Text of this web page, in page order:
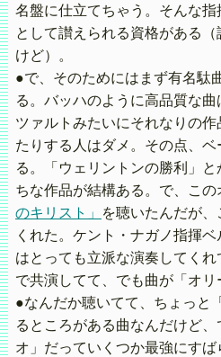
名盤に仕立てちゃう。そんな
として讃えられる資格がある
けど）。
●で、そのためにはまず有名駄
る。バッハのように高品質な
ツァルトみたいにそれなりの作
たりする人はダメ。その点、
る。「ウェリントンの勝利」
ちな作品が結構ある。で、この
のキリスト」
を聴いたんだが
くれた。ケント・ナガノ指揮
はとっても立派な演奏してくれ
で共演してて、でも曲が「オリ
●なんだか聴いてて、ちょっと
るところがある曲なんだけど
オ」だっていくつか最強にす